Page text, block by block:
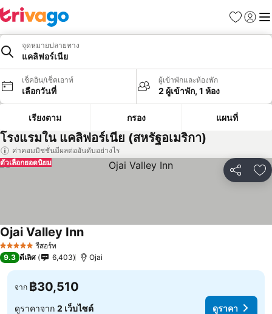
รายการโป
เข้าสู่ร
เมนู
จุดหมายปลายทาง
แคลิฟอร์เนีย
เช็คอิน/เช็คเอาท์
เลือกวันที่
ผู้เข้าพักและห้องพัก
2 ผู้เข้าพัก, 1 ห้อง
เรียงตาม กรอง แผนที่
โรงแรมใน แคลิฟอร์เนีย (สหรัฐอเมริกา)
ค่าคอมมิชชั่นมีผลต่ออันดับอย่างไร
แชร์ เ
ตัวเลือกยอดนิยม
5 ดาว รีสอร์ท
Ojai Valley Inn
9.3 ดีเลิศ 6,403 Ojai
จาก ฿30,510
ดูราคาจาก 2 เว็บไซต์ ดูราคา